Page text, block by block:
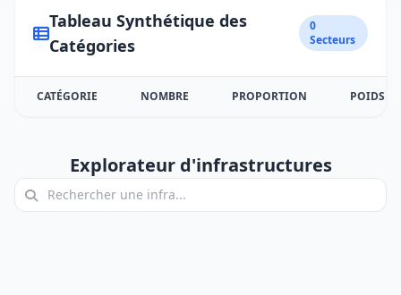
Tableau Synthétique des
Catégories
0
Secteurs
CATÉGORIE NOMBRE PROPORTION POIDS
Explorateur d'infrastructures